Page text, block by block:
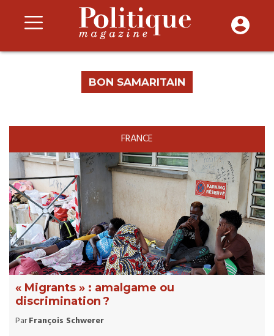
BON SAMARITAIN
FRANCE
« Migrants » : amalgame ou
discrimination ?
ParFrançois Schwerer